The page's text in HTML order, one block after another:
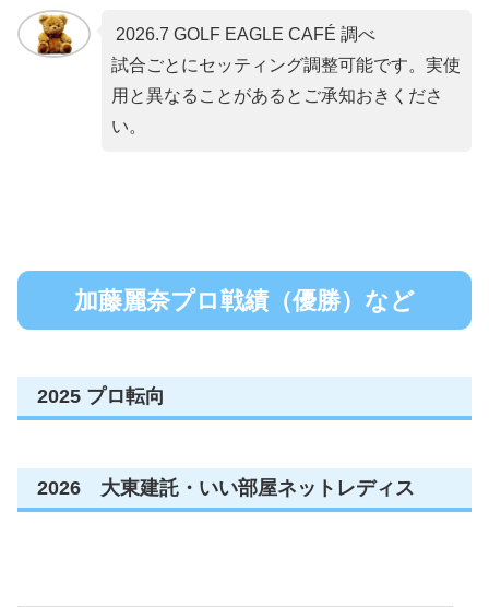
2026.7 GOLF EAGLE CAFÉ 調べ
試合ごとにセッティング調整可能です。実使
用と異なることがあるとご承知おきくださ
い。
加藤麗奈プロ戦績（優勝）など
2025 プロ転向
2026 大東建託・いい部屋ネットレディス